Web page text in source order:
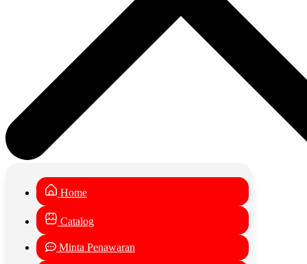
Home
Catalog
Minta Penawaran